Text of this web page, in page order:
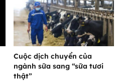
Cuộc dịch chuyển của
ngành sữa sang “sữa tươi
thật”